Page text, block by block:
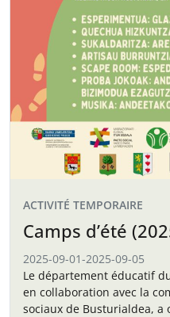
ACTIVITÉ TEMPORAIRE
Camps d’été
2025-09-01-2025-09-05
Le département éducatif
en collaboration avec la
sociaux de Busturialdea, a